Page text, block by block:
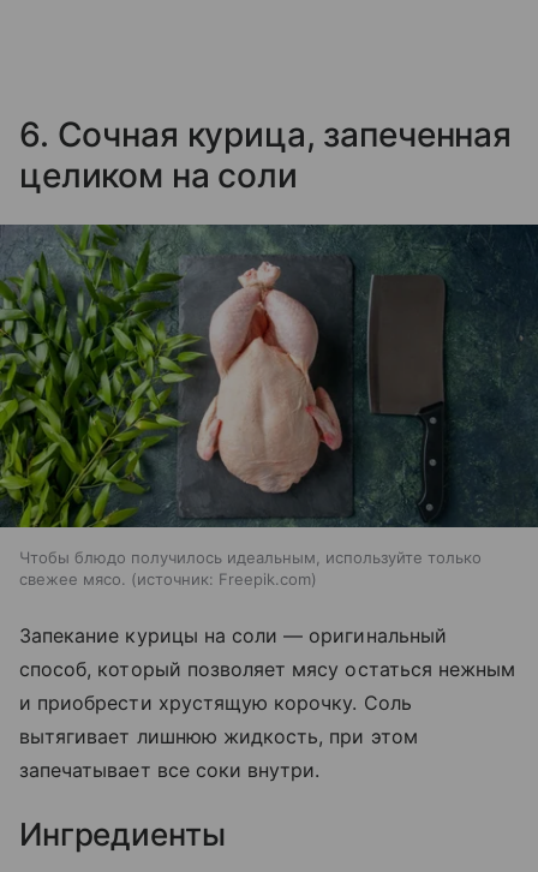
6. Сочная курица, запеченная
целиком на соли
Чтобы блюдо получилось идеальным, используйте только
свежее мясо.
источник: Freepik.com
Запекание курицы на соли — оригинальный
способ, который позволяет мясу остаться нежным
и приобрести хрустящую корочку. Соль
вытягивает лишнюю жидкость, при этом
запечатывает все соки внутри.
Ингредиенты